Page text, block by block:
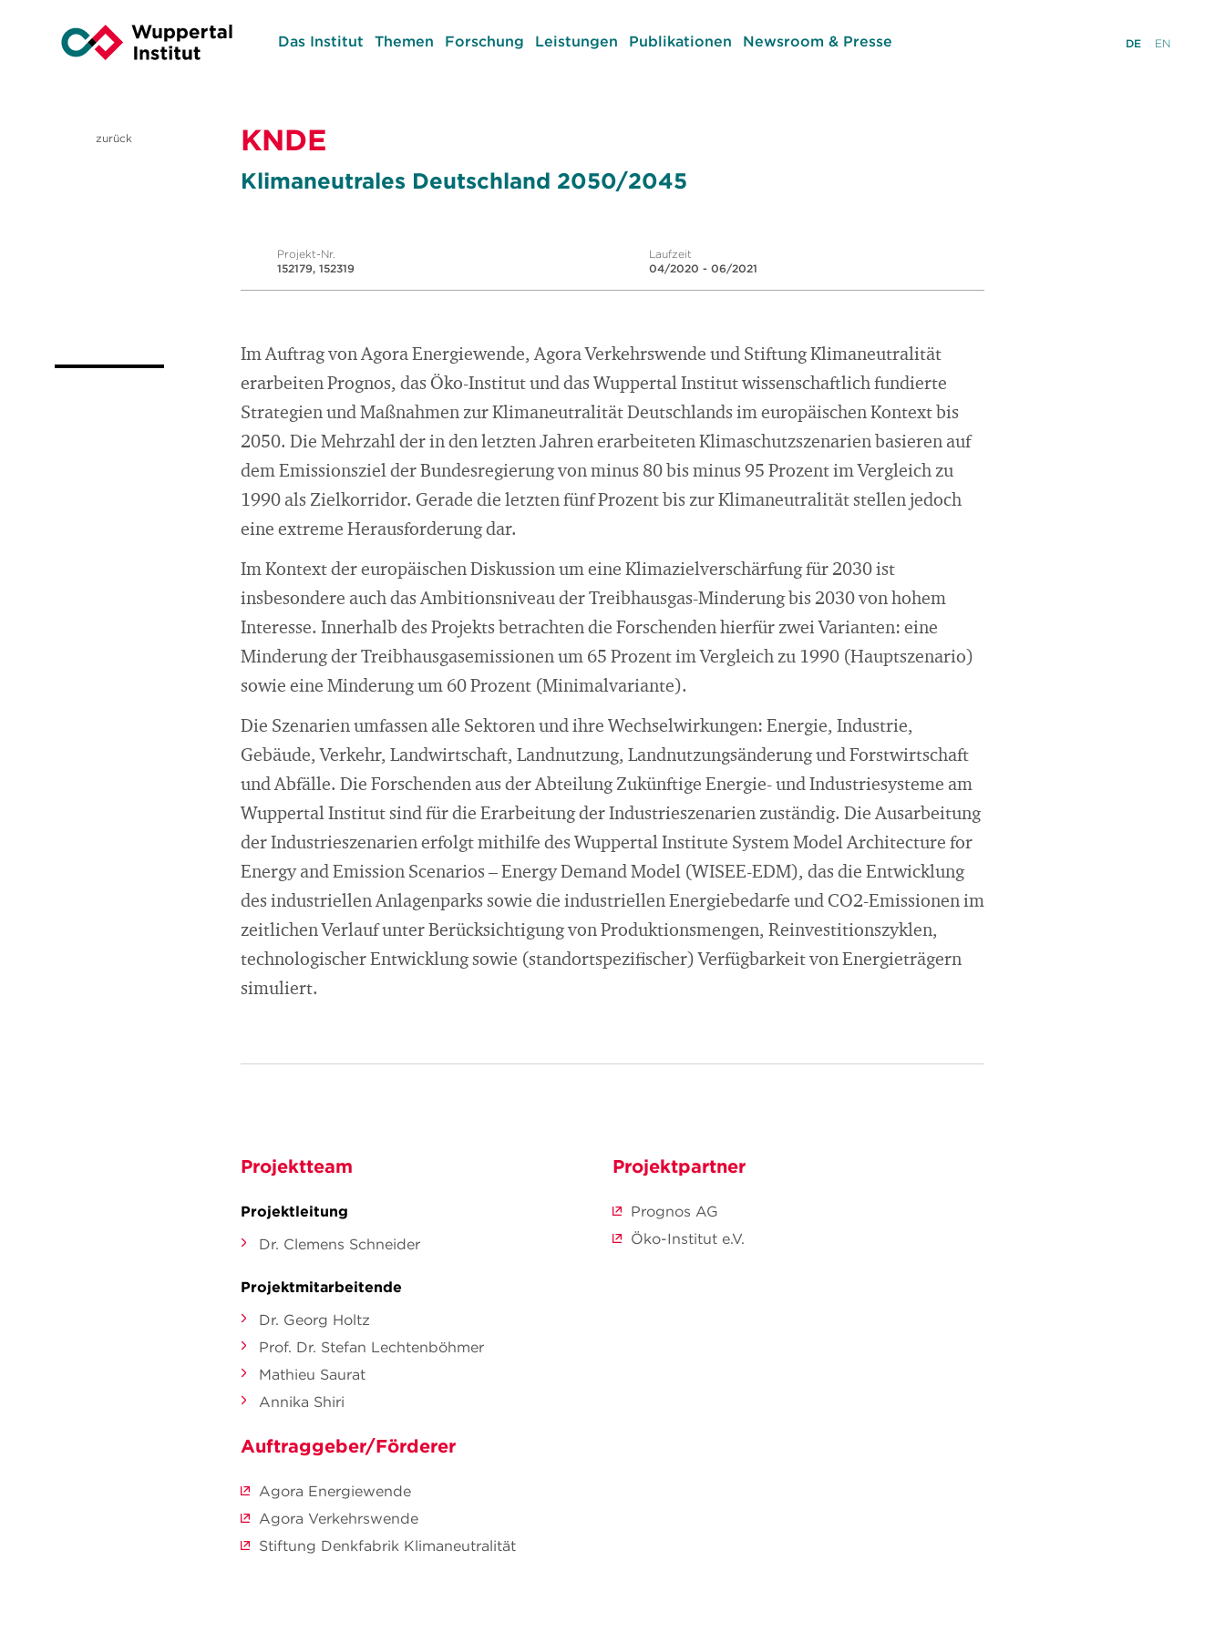
Das Institut Themen Forschung Leistungen Publikationen Newsroom & Presse DE EN
zurück KNDE
Klimaneutrales Deutschland 2050/2045
Projekt-Nr.
152179, 152319
Laufzeit
04/2020 - 06/2021
Im Auftrag von Agora Energiewende, Agora Verkehrswende und Stiftung Klimaneutralität
erarbeiten Prognos, das Öko-Institut und das Wuppertal Institut wissenschaftlich fundierte
Strategien und Maßnahmen zur Klimaneutralität Deutschlands im europäischen Kontext bis
2050. Die Mehrzahl der in den letzten Jahren erarbeiteten Klimaschutzszenarien basieren auf
dem Emissionsziel der Bundesregierung von minus 80 bis minus 95 Prozent im Vergleich zu
1990 als Zielkorridor. Gerade die letzten fünf Prozent bis zur Klimaneutralität stellen jedoch
eine extreme Herausforderung dar.
Im Kontext der europäischen Diskussion um eine Klimazielverschärfung für 2030 ist
insbesondere auch das Ambitionsniveau der Treibhausgas-Minderung bis 2030 von hohem
Interesse. Innerhalb des Projekts betrachten die Forschenden hierfür zwei Varianten: eine
Minderung der Treibhausgasemissionen um 65 Prozent im Vergleich zu 1990 (Hauptszenario)
sowie eine Minderung um 60 Prozent (Minimalvariante).
Die Szenarien umfassen alle Sektoren und ihre Wechselwirkungen: Energie, Industrie,
Gebäude, Verkehr, Landwirtschaft, Landnutzung, Landnutzungsänderung und Forstwirtschaft
und Abfälle. Die Forschenden aus der Abteilung Zukünftige Energie- und Industriesysteme am
Wuppertal Institut sind für die Erarbeitung der Industrieszenarien zuständig. Die Ausarbeitung
der Industrieszenarien erfolgt mithilfe des Wuppertal Institute System Model Architecture for
Energy and Emission Scenarios – Energy Demand Model (WISEE-EDM), das die Entwicklung
des industriellen Anlagenparks sowie die industriellen Energiebedarfe und CO2-Emissionen im
zeitlichen Verlauf unter Berücksichtigung von Produktionsmengen, Reinvestitionszyklen,
technologischer Entwicklung sowie (standortspezifischer) Verfügbarkeit von Energieträgern
simuliert.
Projektteam
Projektleitung
Dr. Clemens Schneider
Projektmitarbeitende
Dr. Georg Holtz
Prof. Dr. Stefan Lechtenböhmer
Mathieu Saurat
Annika Shiri
Auftraggeber/Förderer
Agora Energiewende
Agora Verkehrswende
Stiftung Denkfabrik Klimaneutralität
Projektpartner
Prognos AG
Öko-Institut e.V.